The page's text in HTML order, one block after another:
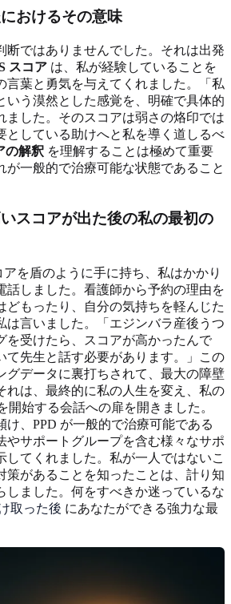
おけるその意味
断ではありませんでした。それは出発
スコア は、私が経験していることを
言葉と勇気を与えてくれました。「私
いう漠然とした感覚を、明確で具体的
ました。そのスコアは弱さの烙印では
としている助けへと私を導く道しるべ
の解釈 を理解することは極めて重要
が一般的で治療可能な状態であること
スコアが出た後の私の最初の
アを盾のように手に持ち、私はかかり
話しました。看護師から予約の理由を
どもったり、自分の気持ちを軽んじた
は言いました。「エジンバラ産後うつ
を受けたら、スコアが高かったんで
て先生と話す必要があります。」この
グデータに裏打ちされて、最大の障壁
れは、最終的に私の人生を変え、私の
開始する会話への扉を開きました。
け、PPD が一般的で治療可能である
やサポートグループを含む様々なサポ
してくれました。私が一人ではないこ
策があることを知ったことは、計り知
しました。何をすべきか迷っているな
取った後 にあなたができる強力な最